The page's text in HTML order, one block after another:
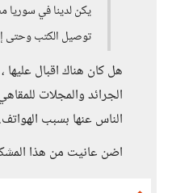
توصيل الكتب وحتى
هل كان هناك اقبال
الجرائد والمجلات
الناس عنها بسبب الهواتف.
اضن عانيت من هذا